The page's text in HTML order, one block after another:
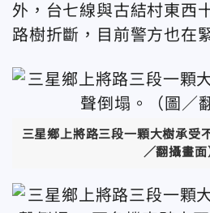
外，台七線與古結村東西
路樹折斷，目前警方也在
三星鄉上將路三段一顆大樹承受
／翻攝畫面